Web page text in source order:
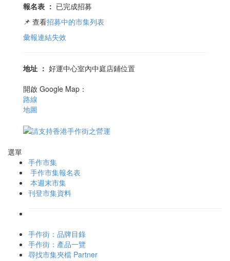
報名表 ： 已完成招募
📌 查看招募中的市集列表
彙報連結失效
地址 ： 好運中心室內中庭店鋪位置
開啟 Google Map：
路線
地圖
選單
手作市集
手作市集報名表
本週末市集
刊登市集資料
手作街：品牌目錄
手作街：產品一覽
尋找市集夾檔 Partner